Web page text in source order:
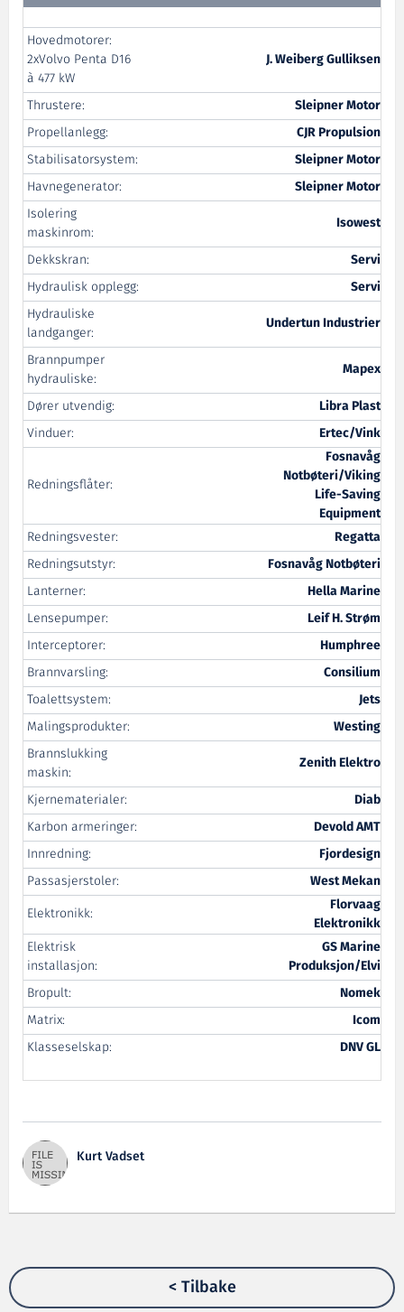
Hovedmotorer:
2xVolvo Penta D16
à 477 kW
J. Weiberg Gulliksen
Thrustere:
Sleipner Motor
Propellanlegg:
CJR Propulsion
Stabilisatorsystem:
Sleipner Motor
Havnegenerator:
Sleipner Motor
Isolering
maskinrom:
Isowest
Dekkskran:
Servi
Hydraulisk opplegg:
Servi
Hydrauliske
landganger:
Undertun Industrier
Brannpumper
hydrauliske:
Mapex
Dører utvendig:
Libra Plast
Vinduer:
Ertec/Vink
Redningsflåter:
Fosnavåg
Notbøteri/Viking
Life-Saving
Equipment
Redningsvester:
Regatta
Redningsutstyr:
Fosnavåg Notbøteri
Lanterner:
Hella Marine
Lensepumper:
Leif H. Strøm
Interceptorer:
Humphree
Brannvarsling:
Consilium
Toalettsystem:
Jets
Malingsprodukter:
Westing
Brannslukking
maskin:
Zenith Elektro
Kjernematerialer:
Diab
Karbon armeringer:
Devold AMT
Innredning:
Fjordesign
Passasjerstoler:
West Mekan
Elektronikk:
Florvaag
Elektronikk
Elektrisk
installasjon:
GS Marine
Produksjon/Elvi
Bropult:
Nomek
Matrix:
Icom
Klasseselskap:
DNV GL
Kurt Vadset
< Tilbake